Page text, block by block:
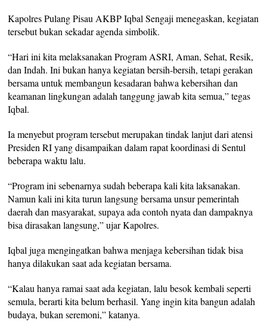
Kapolres Pulang Pisau AKBP Iqbal Sengaji menegaskan, kegiatan
tersebut bukan sekadar agenda simbolik.
“Hari ini kita melaksanakan Program ASRI, Aman, Sehat, Resik,
dan Indah. Ini bukan hanya kegiatan bersih-bersih, tetapi gerakan
bersama untuk membangun kesadaran bahwa kebersihan dan
keamanan lingkungan adalah tanggung jawab kita semua,” tegas
Iqbal.
Ia menyebut program tersebut merupakan tindak lanjut dari atensi
Presiden RI yang disampaikan dalam rapat koordinasi di Sentul
beberapa waktu lalu.
“Program ini sebenarnya sudah beberapa kali kita laksanakan.
Namun kali ini kita turun langsung bersama unsur pemerintah
daerah dan masyarakat, supaya ada contoh nyata dan dampaknya
bisa dirasakan langsung,” ujar Kapolres.
Iqbal juga mengingatkan bahwa menjaga kebersihan tidak bisa
hanya dilakukan saat ada kegiatan bersama.
“Kalau hanya ramai saat ada kegiatan, lalu besok kembali seperti
semula, berarti kita belum berhasil. Yang ingin kita bangun adalah
budaya, bukan seremoni,” katanya.